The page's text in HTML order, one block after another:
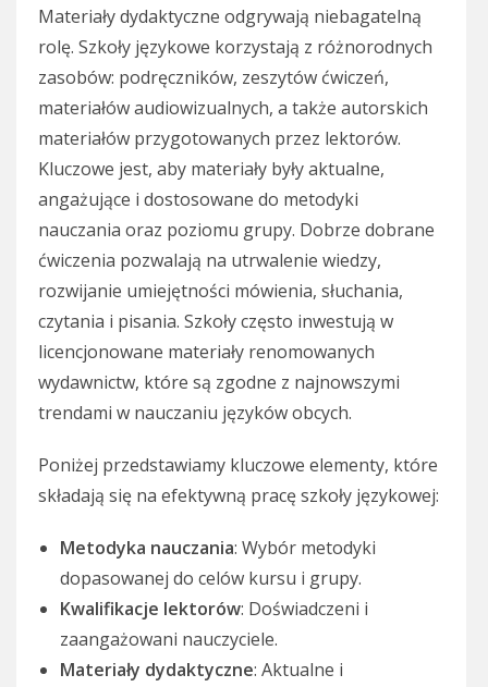
Materiały dydaktyczne odgrywają niebagatelną
rolę. Szkoły językowe korzystają z różnorodnych
zasobów: podręczników, zeszytów ćwiczeń,
materiałów audiowizualnych, a także autorskich
materiałów przygotowanych przez lektorów.
Kluczowe jest, aby materiały były aktualne,
angażujące i dostosowane do metodyki
nauczania oraz poziomu grupy. Dobrze dobrane
ćwiczenia pozwalają na utrwalenie wiedzy,
rozwijanie umiejętności mówienia, słuchania,
czytania i pisania. Szkoły często inwestują w
licencjonowane materiały renomowanych
wydawnictw, które są zgodne z najnowszymi
trendami w nauczaniu języków obcych.
Poniżej przedstawiamy kluczowe elementy, które
składają się na efektywną pracę szkoły językowej:
Metodyka nauczania: Wybór metodyki
dopasowanej do celów kursu i grupy.
Kwalifikacje lektorów: Doświadczeni i
zaangażowani nauczyciele.
Materiały dydaktyczne: Aktualne i